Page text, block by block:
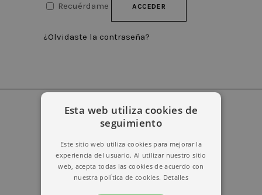
Recuérdame ACCEDER
¿Olvidaste la contraseña?
erika@kymabarcelona.com
Esta web utiliza cookies de
seguimiento
Este sitio web utiliza cookies para mejorar la
experiencia del usuario. Al utilizar nuestro sitio
web, acepta todas las cookies de acuerdo con
nuestra política de cookies. Detalles